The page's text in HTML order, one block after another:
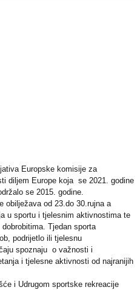
Europske komisije za
diljem Europe koja se 2021. godine
se 2015. godine.
obilježava od 23.do 30.rujna a
u sportu i tjelesnim aktivnostima te
Tjedan sporta
podrijetlo ili tjelesnu
spoznaju o važnosti i
i tjelesne aktivnosti od najranijih
i Udrugom sportske rekreacije